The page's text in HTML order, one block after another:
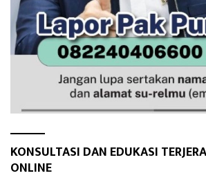
KONSULTASI DAN EDUKASI
ONLINE